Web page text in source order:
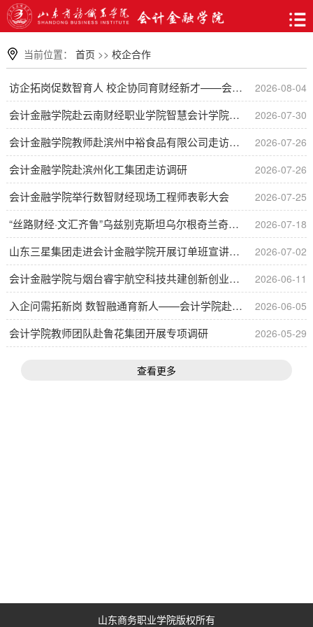
当前位置： 首页 >> 校企合作
2026-08-04
访企拓岗促数智育人 校企协同育财经新才——会计金融学院赴山东国子软件开展财务智能体专题交流调研
2026-07-30
会计金融学院赴云南财经职业学院智慧会计学院开展走访调研
2026-07-26
会计金融学院教师赴滨州中裕食品有限公司走访调研
2026-07-26
会计金融学院赴滨州化工集团走访调研
2026-07-25
会计金融学院举行数智财经现场工程师表彰大会
2026-07-18
“丝路财经·文汇齐鲁”乌兹别克斯坦乌尔根奇兰奇技术大学财经技能研修班顺利开班
2026-07-02
山东三星集团走进会计金融学院开展订单班宣讲面试会
2026-06-11
会计金融学院与烟台睿宇航空科技共建创新创业实践基地
2026-06-05
入企问需拓新岗 数智融通育新人——会计学院赴山东龙大食品集团开展调研
2026-05-29
会计学院教师团队赴鲁花集团开展专项调研
查看更多
山东商务职业学院版权所有